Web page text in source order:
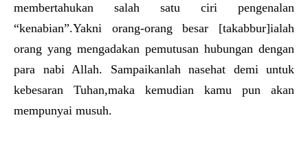
membertahukan salah satu ciri pengenalan
“kenabian”.Yakni orang-orang besar [takabbur]ialah
orang yang mengadakan pemutusan hubungan dengan
para nabi Allah. Sampaikanlah nasehat demi untuk
kebesaran Tuhan,maka kemudian kamu pun akan
mempunyai musuh.